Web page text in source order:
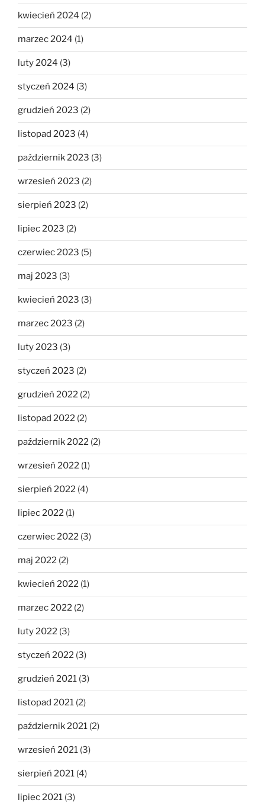
kwiecień 2024 (2)
marzec 2024 (1)
luty 2024 (3)
styczeń 2024 (3)
grudzień 2023 (2)
listopad 2023 (4)
październik 2023 (3)
wrzesień 2023 (2)
sierpień 2023 (2)
lipiec 2023 (2)
czerwiec 2023 (5)
maj 2023 (3)
kwiecień 2023 (3)
marzec 2023 (2)
luty 2023 (3)
styczeń 2023 (2)
grudzień 2022 (2)
listopad 2022 (2)
październik 2022 (2)
wrzesień 2022 (1)
sierpień 2022 (4)
lipiec 2022 (1)
czerwiec 2022 (3)
maj 2022 (2)
kwiecień 2022 (1)
marzec 2022 (2)
luty 2022 (3)
styczeń 2022 (3)
grudzień 2021 (3)
listopad 2021 (2)
październik 2021 (2)
wrzesień 2021 (3)
sierpień 2021 (4)
lipiec 2021 (3)